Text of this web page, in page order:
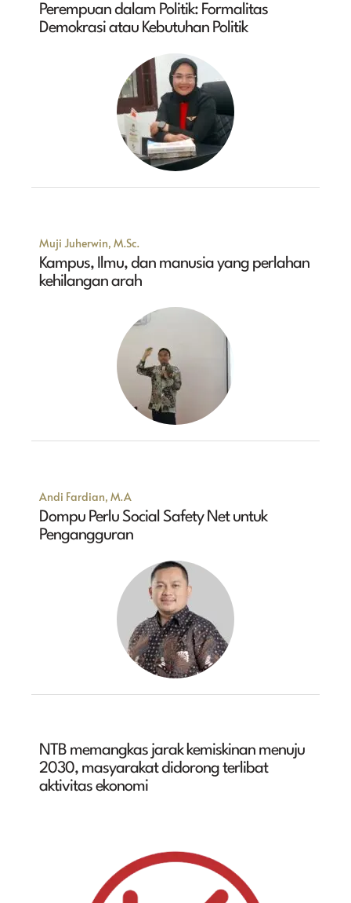
Perempuan dalam Politik: Formalitas
Demokrasi atau Kebutuhan Politik
Muji Juherwin, M.Sc.
Kampus, Ilmu, dan manusia yang perlahan
kehilangan arah
Andi Fardian, M.A
Dompu Perlu Social Safety Net untuk
Pengangguran
NTB memangkas jarak kemiskinan menuju
2030, masyarakat didorong terlibat
aktivitas ekonomi